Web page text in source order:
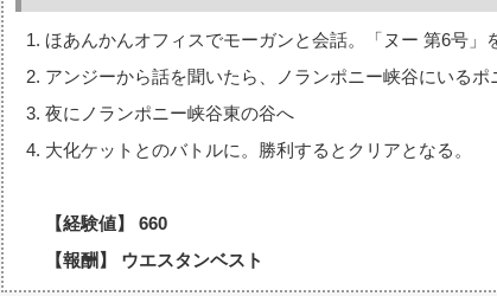
ほあんかんオフィスでモーガンと会話。「ヌー 第6号」
アンジーから話を聞いたら、ノランポニー峡谷にいる
夜にノランポニー峡谷東の谷へ
大化ケットとのバトルに。勝利するとクリアとなる。
【経験値】 660
【報酬】 ウエスタンベスト